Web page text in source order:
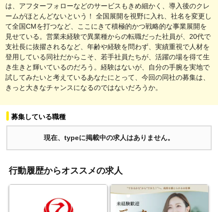
は、アフターフォローなどのサービスもきめ細かく、導入後のクレ
ームがほとんどないという！ 全国展開を視野に入れ、社名を変更し
て全国CMを打つなど、ここにきて積極的かつ戦略的な事業展開を
見せている。営業未経験で異業種からの転職だった社員が、20代で
支社長に抜擢されるなど、年齢や経験を問わず、実績重視で人材を
登用している同社だからこそ、若手社員たちが、活躍の場を得て生
き生きと輝いているのだろう。経験はないが、自分の手腕を実地で
試してみたいと考えているあなたにとって、今回の同社の募集は、
きっと大きなチャンスになるのではないだろうか。
募集している職種
現在、typeに掲載中の求人はありません。
行動履歴からオススメの求人